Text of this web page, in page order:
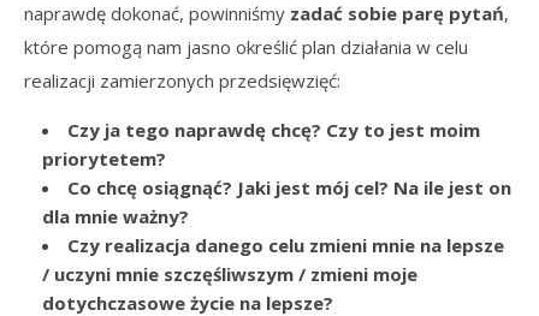
naprawdę dokonać, powinniśmy zadać sobie parę pytań,
które pomogą nam jasno określić plan działania w celu
realizacji zamierzonych przedsięwzięć:
Czy ja tego naprawdę chcę? Czy to jest moim
priorytetem?
Co chcę osiągnąć? Jaki jest mój cel? Na ile jest on
dla mnie ważny?
Czy realizacja danego celu zmieni mnie na lepsze
/ uczyni mnie szczęśliwszym / zmieni moje
dotychczasowe życie na lepsze?